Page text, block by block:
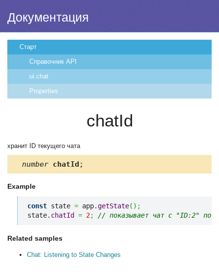
Документация
Старт
Справочник API
ui.chat
Properties
chatId
хранит ID текущего чата
number chatId ;
Example
const state = app.getState( ) ;
state. chatId = 2; // показывает чат с "ID:2" по
Related samples
Chat: Listening to State Changes